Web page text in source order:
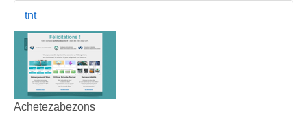
tnt
Achetezabezons